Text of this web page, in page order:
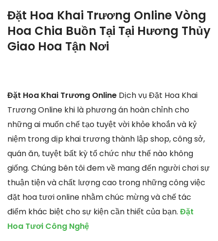
Đặt Hoa Khai Trương Online Vòng
Hoa Chia Buồn Tại Tại Hương Thủy
Giao Hoa Tận Nơi
Đặt Hoa Khai Trương Online Dịch vụ Đặt Hoa Khai
Trương Online khi là phương án hoàn chỉnh cho
những ai muốn chế tạo tuyệt vời khỏe khoắn và kỷ
niệm trong dịp khai trương thành lập shop, công sở,
quán ăn, tuyệt bất kỳ tổ chức như thế nào không
giống. Chúng bên tôi đem về mang đến người chơi sự
thuận tiện và chất lượng cao trong những công việc
đặt hoa tươi online nhằm chúc mừng và chế tác
điểm khác biệt cho sự kiện cần thiết của bạn. Đặt
Hoa Tươi Công Nghệ